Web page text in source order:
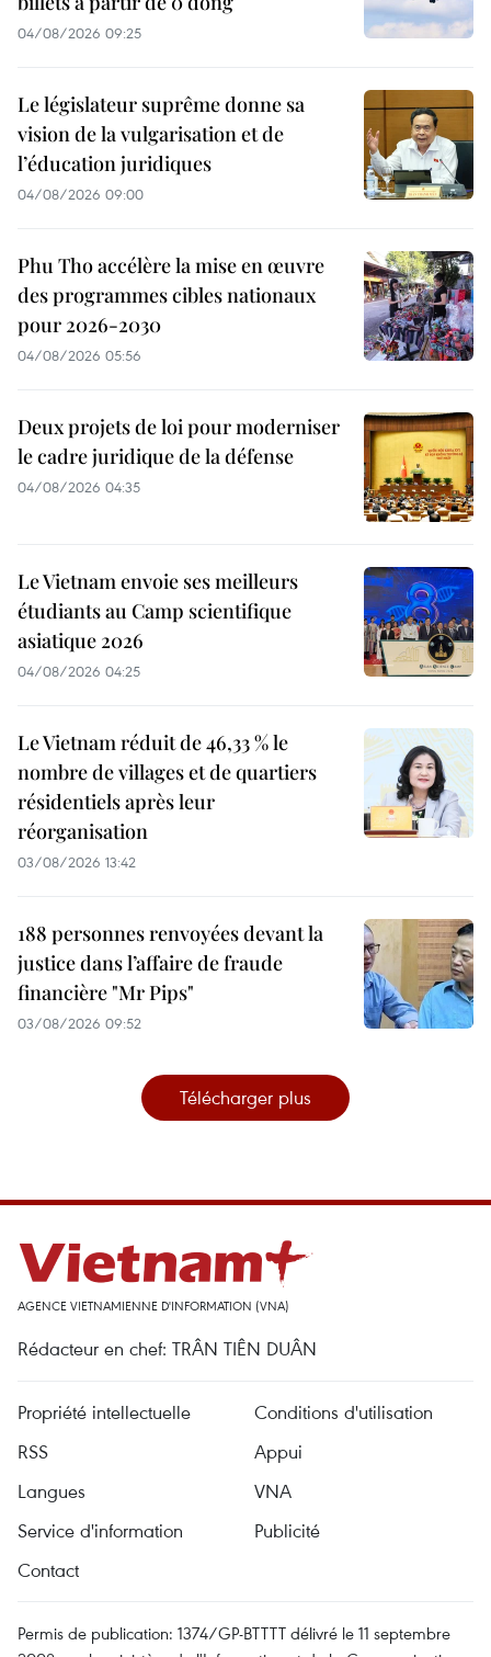
04/08/2026 09:25
Le législateur suprême donne sa
vision de la vulgarisation et de
l’éducation juridiques
04/08/2026 09:00
Phu Tho accélère la mise en œuvre
des programmes cibles nationaux
pour 2026-2030
04/08/2026 05:56
Deux projets de loi pour moderniser
le cadre juridique de la défense
04/08/2026 04:35
Le Vietnam envoie ses meilleurs
étudiants au Camp scientifique
asiatique 2026
04/08/2026 04:25
Le Vietnam réduit de 46,33 % le
nombre de villages et de quartiers
résidentiels après leur
réorganisation
03/08/2026 13:42
188 personnes renvoyées devant la
justice dans l’affaire de fraude
financière "Mr Pips"
03/08/2026 09:52
Télécharger plus
AGENCE VIETNAMIENNE D'INFORMATION (VNA)
Rédacteur en chef: TRÂN TIÊN DUÂN
Propriété intellectuelle
Conditions d'utilisation
RSS
Appui
Langues
VNA
Service d'information
Publicité
Contact
Permis de publication: 1374/GP-BTTTT délivré le 11 septembre